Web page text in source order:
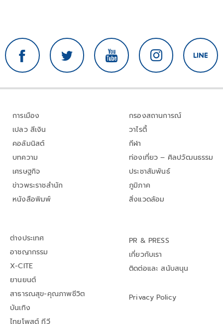
การเมือง
เปลว สีเงิน
คอลัมนิสต์
บทความ
เศรษฐกิจ
ข่าวพระราชสำนัก
หนังสือพิมพ์
กรองสถานการณ์
วาไรตี้
กีฬา
ท่องเที่ยว – ศิลปวัฒนธรรม
ประชาสัมพันธ์
ภูมิภาค
สิ่งแวดล้อม
ต่างประเทศ
อาชญากรรม
X-CITE
ยานยนต์
สาธารณสุข-คุณภาพชีวิต
บันเทิง
ไทยโพสต์ ทีวี
PR & PRESS
เกี่ยวกับเรา
ติดต่อและ สนับสนุน
Privacy Policy